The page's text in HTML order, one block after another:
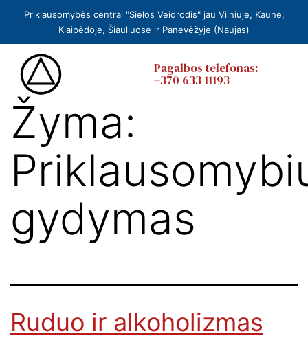
Priklausomybės centrai "Sielos Veidrodis" jau Vilniuje, Kaune,
Klaipėdoje, Šiauliuose ir Panevėžyje (Naujas)
Pagalbos telefonas:
+370 633 11193
Žyma:
gydymas
Ruduo ir alkoholizmas